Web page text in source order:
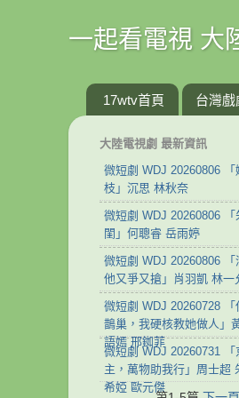
一起看電視 大
17wtv首頁 台灣戲
大陸電視劇 最新資訊
微短劇 WDJ 20260806 「
枝」沉思 林秋奈
微短劇 WDJ 20260806 「
閨」何聰睿 岳雨婷
微短劇 WDJ 20260806 「
他又爭又搶」肖羽凱 林一
微短劇 WDJ 20260728 「
鵲巢，我硬核教她做人」
語嫣 邢銣菲
微短劇 WDJ 20260731 「
主，萬物助我行」周士超
希婭 歐元傑